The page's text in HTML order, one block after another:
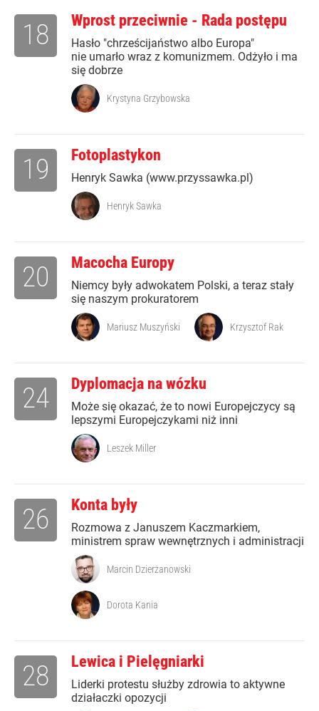
Wprost przeciwnie - Rada postępu
Hasło "chrześcijaństwo albo Europa"
nie umarło wraz z komunizmem. Odżyło i ma
się dobrze
18
Krystyna Grzybowska
Fotoplastykon
Henryk Sawka (www.przyssawka.pl)
19
Henryk Sawka
Macocha Europy
Niemcy były adwokatem Polski, a teraz stały
się naszym prokuratorem
20
Mariusz Muszyński Krzysztof Rak
Dyplomacja na wózku
Może się okazać, że to nowi Europejczycy są
lepszymi Europejczykami niż inni
24
Leszek Miller
Konta były
Rozmowa z Januszem Kaczmarkiem,
ministrem spraw wewnętrznych i administracji
26
Marcin Dzierżanowski
Dorota Kania
Lewica i Pielęgniarki
Liderki protestu służby zdrowia to aktywne
działaczki opozycji
28